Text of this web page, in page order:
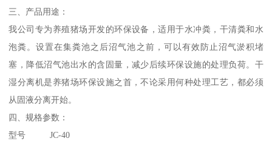
三、产品用途：
我公司专为养殖猪场开发的环保设备，适用于水冲粪，干清粪和水
泡粪。设置在集粪池之后沼气池之前，可以有效防止沼气淤积堵
塞，降低沼气池出水的含固量，减少后续环保设施的处理负荷。干
湿分离机是养猪场环保设施之首，不论采用何种处理工艺，都必须
从固液分离开始。
四、规格参数：
型号 JC-40